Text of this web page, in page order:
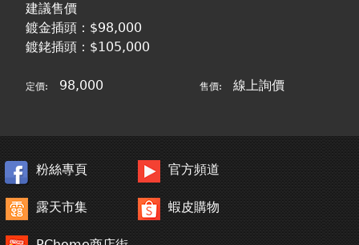
建議售價
鍍金插頭：$98,000
鍍銠插頭：$105,000
定價: 98,000 售價: 線上詢價
粉絲專頁 官方頻道
露天市集 蝦皮購物